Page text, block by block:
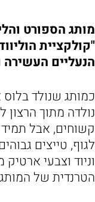
הנעליים העשירה
כמותג שנולד
נולדה מתוך הרצון
קשוחים, אבל
לגוף, טייצים
וניוד וצבעי
הטרנדית של